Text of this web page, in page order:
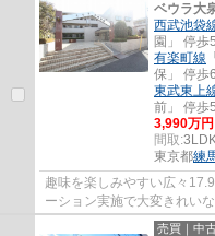
ベウラ大
西武池袋
園」 停歩
有楽町線 「
保」 停歩
東武東上
前」 停歩
3,990万円
間取:
東京都練
趣味を楽しみやすい広々
ーション実施で大変きれいな室内です。 ■バス便充
ス ■南東向きリビングは陽
売買｜中